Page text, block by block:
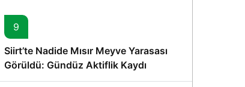
9
Siirt’te Nadide Mısır Meyve Yarasası
Görüldü: Gündüz Aktiflik Kaydı